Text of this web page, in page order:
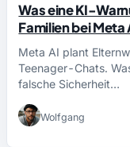
Was eine KI-
Familien bei
Meta AI plant
Teenager-Chats.
falsche Sicherheit…
Wolfgang